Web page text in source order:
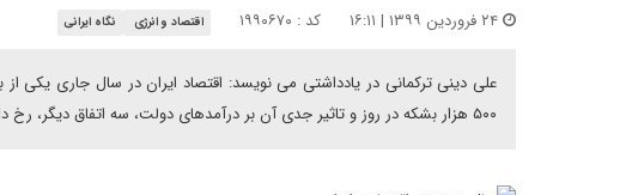
کد : ۱۹۹۰۶۷۰ اقتصاد و انرژی نگاه ایرانی
علی دینی ترکمانی در یادداشتی می نویسد: اقتصاد ایران در سال جاری یکی
۵۰۰ هزار بشکه در روز و تاثیر جدی آن بر درآمدهای دولت، سه اتفاق دیگر، رخ داده است که وضع دخل و خرج دولت را بدتر می‌کند.